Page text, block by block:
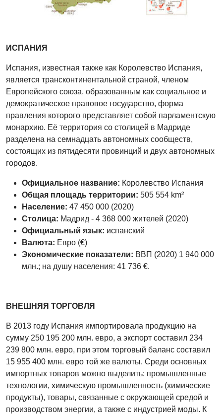
ИСПАНИЯ
Испания, известная также как Королевство Испания,
является трансконтинентальной страной, членом
Европейского союза, образованным как социальное и
демократическое правовое государство, форма
правления которого представляет собой парламентскую
монархию. Её территория со столицей в Мадриде
разделена на семнадцать автономных сообществ,
состоящих из пятидесяти провинций и двух автономных
городов.
Официальное название: Королевство Испания
Общая площадь территории: 505 554 km²
Население: 47 450 000 (2020)
Столица: Мадрид - 4 368 000 жителей (2020)
Официальный язык: испанский
Валюта: Eвро (€)
Экономические показатели: ВВП (2020) 1 940 000
млн.; на душу населения: 41 736 €.
ВНЕШНЯЯ ТОРГОВЛЯ
В 2013 году Испания импортировала продукцию на
сумму 250 195 200 млн. евро, а экспорт составил 234
239 800 млн. евро, при этом торговый баланс составил
15 955 400 млн. евро той же валюты. Среди основных
импортных товаров можно выделить: промышленные
технологии, химическую промышленность (химические
продукты), товары, связанные с окружающей средой и
производством энергии, а также с индустрией моды. К